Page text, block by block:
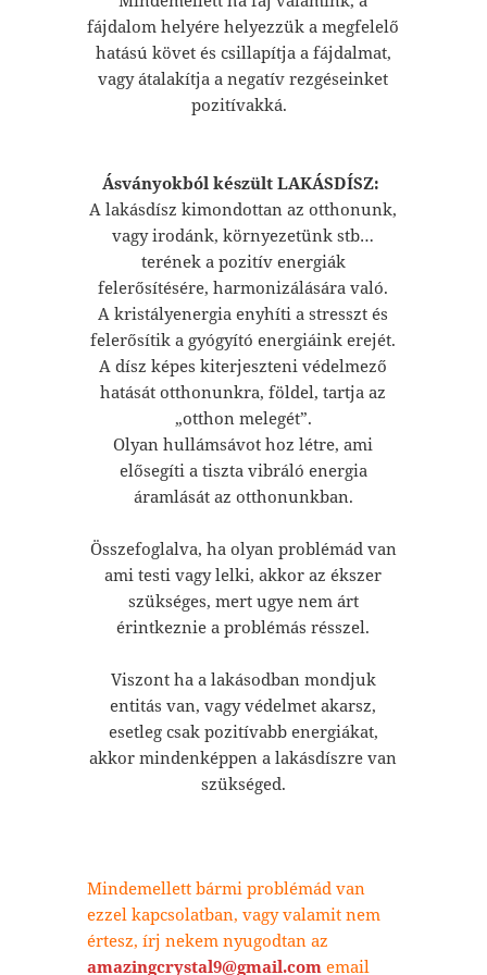
fájdalom helyére helyezzük a megfelelő
hatású követ és csillapítja a fájdalmat,
vagy átalakítja a negatív rezgéseinket
pozitívakká.
Ásványokból készült LAKÁSDÍSZ:
A lakásdísz kimondottan az otthonunk,
vagy irodánk, környezetünk stb…
terének a pozitív energiák
felerősítésére, harmonizálására való.
A kristályenergia enyhíti a stresszt és
felerősítik a gyógyító energiáink erejét.
A dísz képes kiterjeszteni védelmező
hatását otthonunkra, földel, tartja az
„otthon melegét”.
Olyan hullámsávot hoz létre, ami
elősegíti a tiszta vibráló energia
áramlását az otthonunkban.
Összefoglalva, ha olyan problémád van
ami testi vagy lelki, akkor az ékszer
szükséges, mert ugye nem árt
érintkeznie a problémás résszel.
Viszont ha a lakásodban mondjuk
entitás van, vagy védelmet akarsz,
esetleg csak pozitívabb energiákat,
akkor mindenképpen a lakásdíszre van
szükséged.
Mindemellett bármi problémád van
ezzel kapcsolatban, vagy valamit nem
értesz, írj nekem nyugodtan az
amazingcrystal9@gmail.com email